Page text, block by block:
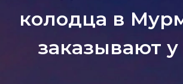
колодца в
заказывают у